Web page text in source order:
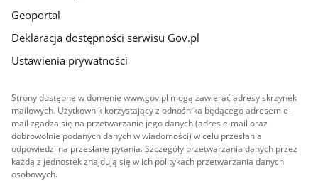
Geoportal
Deklaracja dostępności serwisu Gov.pl
Ustawienia prywatności
Strony dostępne w domenie www.gov.pl mogą zawierać adresy skrzynek
mailowych. Użytkownik korzystający z odnośnika będącego adresem e-
mail zgadza się na przetwarzanie jego danych (adres e-mail oraz
dobrowolnie podanych danych w wiadomości) w celu przesłania
odpowiedzi na przesłane pytania. Szczegóły przetwarzania danych przez
każdą z jednostek znajdują się w ich politykach przetwarzania danych
osobowych.